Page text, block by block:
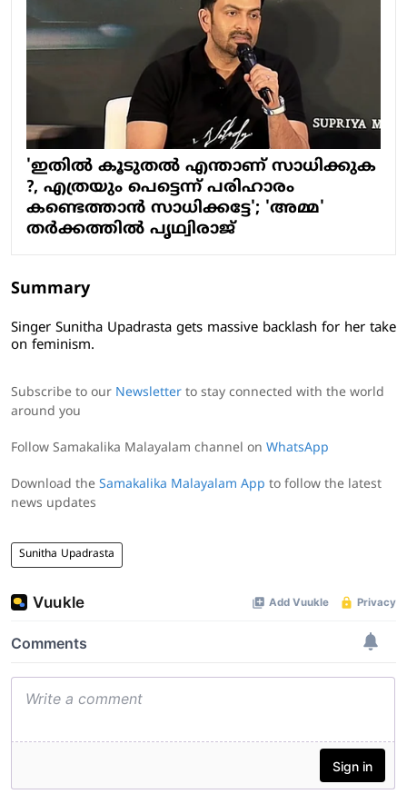
'ഇതിൽ കൂടുതൽ എന്താണ് സാധിക്കുക
?, എത്രയും പെട്ടെന്ന് പരിഹാരം
കണ്ടെത്താൻ സാധിക്കട്ടേ'; 'അമ്മ'
തർക്കത്തിൽ പൃഥ്വിരാജ്
Summary
Singer Sunitha Upadrasta gets massive backlash for her take
on feminism.
Subscribe to our Newsletter to stay connected with the world
around you
Follow Samakalika Malayalam channel on WhatsApp
Download the Samakalika Malayalam App to follow the latest
news updates
Sunitha Upadrasta